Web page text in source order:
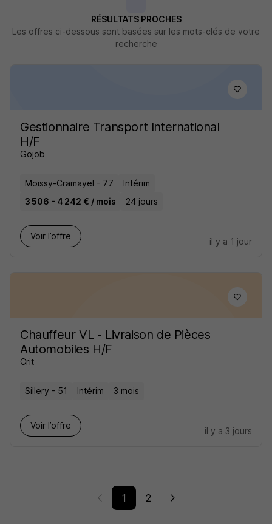
RÉSULTATS PROCHES
Les offres ci-dessous sont basées sur les mots-clés de votre
recherche
Gestionnaire Transport International
H/F
Gojob
Moissy-Cramayel - 77
Intérim
3 506 - 4 242 € / mois
24 jours
Voir l’offre
il y a 1 jour
Chauffeur VL - Livraison de Pièces
Automobiles H/F
Crit
Sillery - 51 Intérim 3 mois
Voir l’offre
il y a 3 jours
1 2